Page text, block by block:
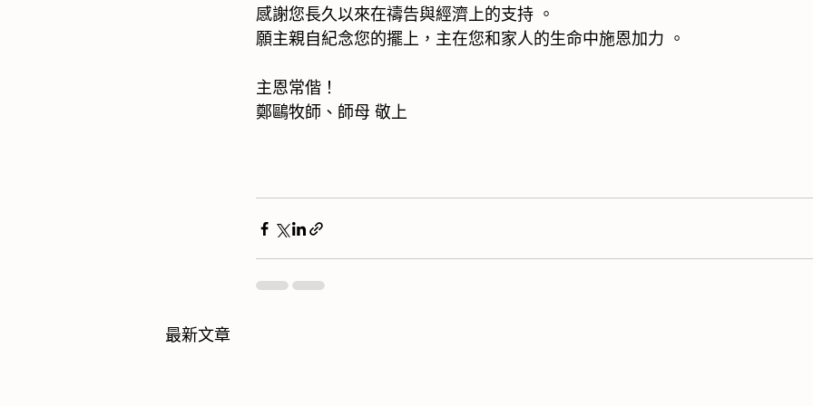
感謝您長久以來在禱告與經濟上的支持 。
願主親自紀念您的擺上，主在您和家人的生命中施恩加力 。
主恩常偕！
鄭鷗牧師、師母 敬上
最新文章